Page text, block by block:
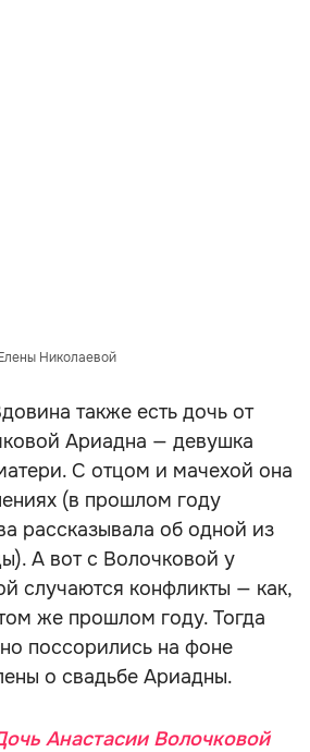
Николаевой
также есть дочь от
Ариадна — девушка
С отцом и мачехой она
(в прошлом году
рассказывала об одной из
А вот с Волочковой у
случаются конфликты — как,
же прошлом году. Тогда
поссорились на фоне
о свадьбе Ариадны.
Анастасии Волочковой